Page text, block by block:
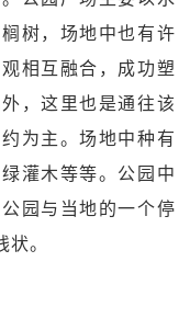
树，场地中也有许
相互融合，成功塑
，这里也是通往该
为主。场地中种有
灌木等等。公园中
园与当地的一个停
。